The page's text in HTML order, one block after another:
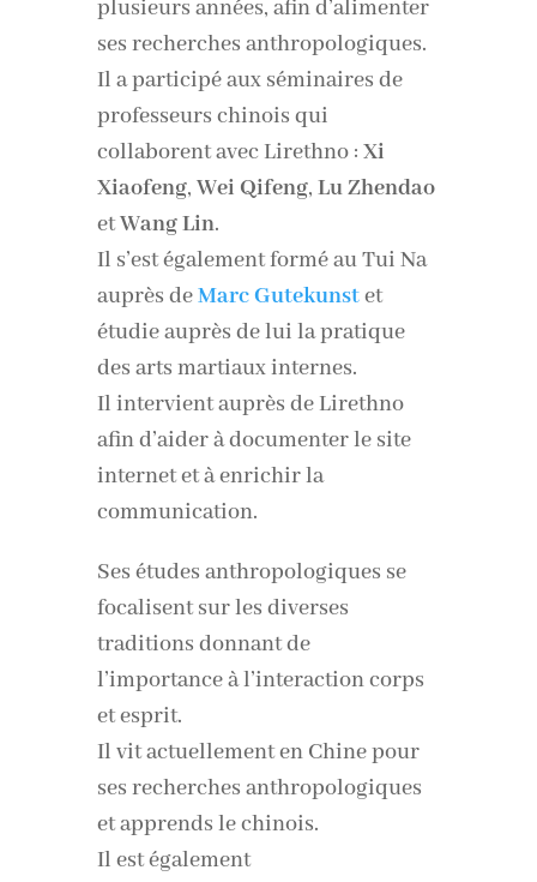
plusieurs années, afin d’alimenter
ses recherches anthropologiques.
Il a participé aux séminaires de
professeurs chinois qui
collaborent avec Lirethno : Xi
Xiaofeng, Wei Qifeng, Lu Zhendao
etWang Lin.
Il s’est également formé au Tui Na
auprès deMarc Gutekunstet
étudie auprès de lui la pratique
des arts martiaux internes.
Il intervient auprès de Lirethno
afin d’aider à documenter le site
internet et à enrichir la
communication.
Ses études anthropologiques se
focalisent sur les diverses
traditions donnant de
l’importance à l’interaction corps
et esprit.
Il vit actuellement en Chine pour
ses recherches anthropologiques
et apprends le chinois.
Il est également